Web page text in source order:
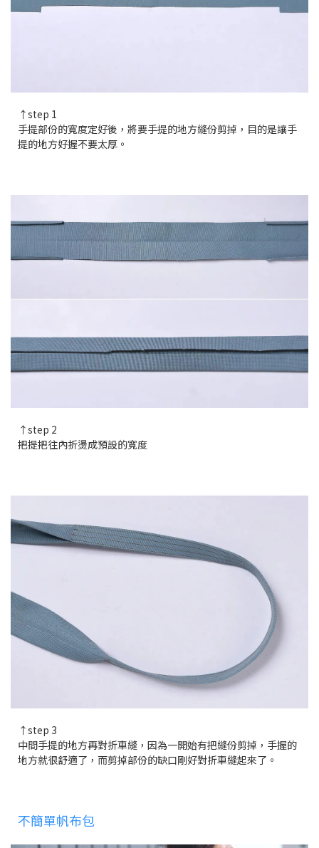
↑step 1
手提部份的寬度定好後，將要手提的地方縫份剪掉，目的是讓手
提的地方好握不要太厚。
↑step 2
把提把往內折燙成預設的寬度
↑step 3
中間手提的地方再對折車縫，因為一開始有把縫份剪掉，手握的
地方就很舒適了，而剪掉部份的缺口剛好對折車縫起來了。
不簡單帆布包